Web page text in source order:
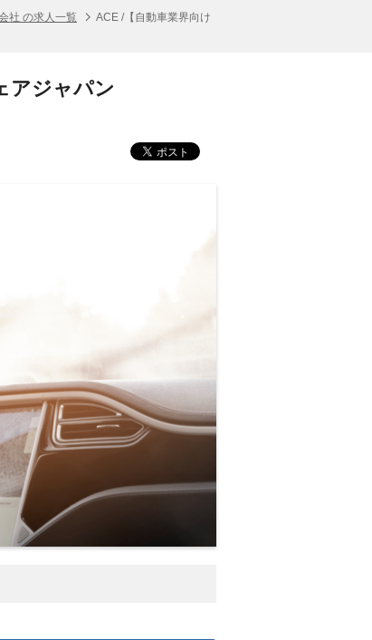
社 の求人一覧
ACE /【自動車業界向け
アジャパン